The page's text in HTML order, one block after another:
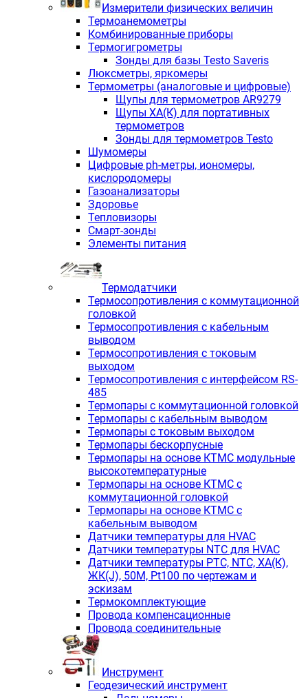
Измерители физических величин
Термоанемометры
Комбинированные приборы
Термогигрометры
Зонды для базы Testo Saveris
Люксметры, яркомеры
Термометры (аналоговые и цифровые)
Щупы для термометров AR9279
Щупы ХА(К) для портативных
термометров
Зонды для термометров Testo
Шумомеры
Цифровые ph-метры, иономеры,
кислородомеры
Газоанализаторы
Здоровье
Тепловизоры
Смарт-зонды
Элементы питания
Термодатчики
Термосопротивления с коммутационной
головкой
Термосопротивления с кабельным
выводом
Термосопротивления с токовым
выходом
Термосопротивления с интерфейсом RS-
485
Термопары с коммутационной головкой
Термопары с кабельным выводом
Термопары с токовым выходом
Термопары бескорпусные
Термопары на основе КТМС модульные
высокотемпературные
Термопары на основе КТМС с
коммутационной головкой
Термопары на основе КТМС с
кабельным выводом
Датчики температуры для HVAC
Датчики температуры NTC для HVAC
Датчики температуры PTС, NTC, ХА(К),
ЖК(J), 50М, Pt100 по чертежам и
эскизам
Термокомплектующие
Провода компенсационные
Провода соединительные
Инструмент
Геодезический инструмент